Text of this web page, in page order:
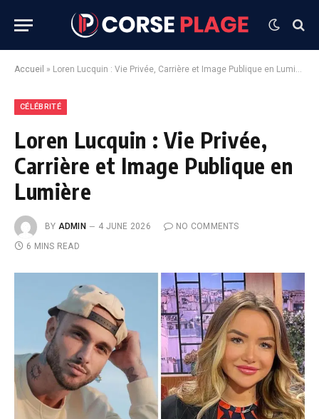
Accueil » Loren Lucquin : Vie Privée, Carrière et Image Publique en Lumière
CÉLÉBRITÉ
Loren Lucquin : Vie Privée,
Carrière et Image Publique en
Lumière
BY ADMIN 4 JUNE 2026
NO COMMENTS
6 MINS READ